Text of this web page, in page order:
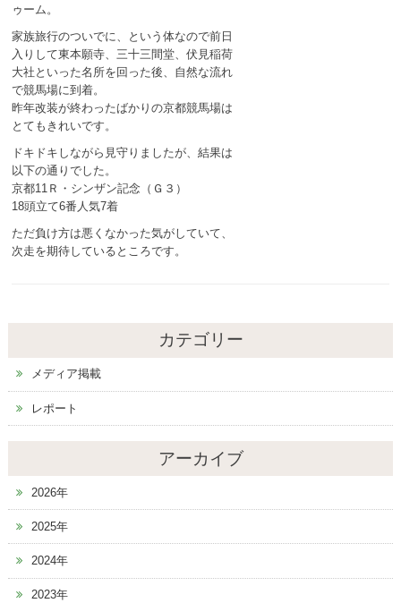
ゥーム。
家族旅行のついでに、という体なので前日
入りして東本願寺、三十三間堂、伏見稲荷
大社といった名所を回った後、自然な流れ
で競馬場に到着。
昨年改装が終わったばかりの京都競馬場は
とてもきれいです。
ドキドキしながら見守りましたが、結果は
以下の通りでした。
京都11Ｒ・シンザン記念（Ｇ３）
18頭立て6番人気7着
ただ負け方は悪くなかった気がしていて、
次走を期待しているところです。
カテゴリー
メディア掲載
レポート
アーカイブ
2026年
2025年
2024年
2023年